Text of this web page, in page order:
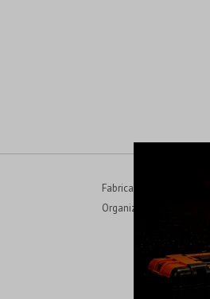
Fabricadas en acero
Organizador plástico